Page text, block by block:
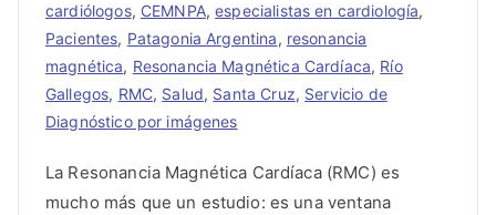
cardiólogos, CEMNPA,especialistas en cardiología,
Pacientes, Patagonia Argentina, resonancia
magnética, Resonancia Magnética Cardíaca, Río
Gallegos, RMC, Salud, Santa Cruz, Servicio de
Diagnóstico por imágenes
La Resonancia Magnética Cardíaca (RMC) es
mucho más que un estudio: es una ventana